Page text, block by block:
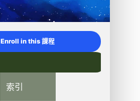
Enroll in this 課程
索引